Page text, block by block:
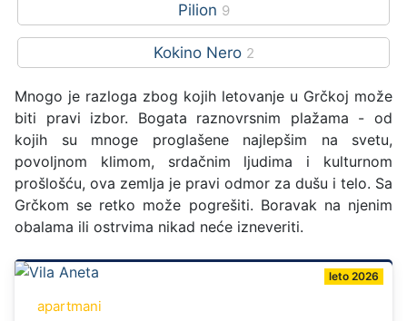
Pilion9
Kokino Nero2
Mnogo je razloga zbog kojih letovanje u Grčkoj može
biti pravi izbor. Bogata raznovrsnim plažama - od
kojih su mnoge proglašene najlepšim na svetu,
povoljnom klimom, srdačnim ljudima i kulturnom
prošlošću, ova zemlja je pravi odmor za dušu i telo. Sa
Grčkom se retko može pogrešiti. Boravak na njenim
obalama ili ostrvima nikad neće izneveriti.
leto 2026
apartmani